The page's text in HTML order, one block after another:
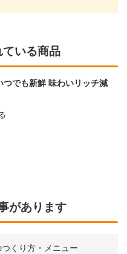
ている商品
つでも新鮮 味わいリッチ減
があります
くり方・メニュー